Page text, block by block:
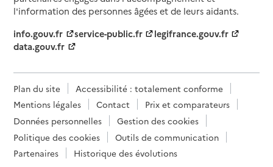
l'information des personnes âgées et de leurs aidants.
info.gouv.fr
service-public.fr
legifrance.gouv.fr
data.gouv.fr
Plan du site
Accessibilité : totalement conforme
Mentions légales
Contact
Prix et comparateurs
Données personnelles
Gestion des cookies
Politique des cookies
Outils de communication
Partenaires
Historique des évolutions